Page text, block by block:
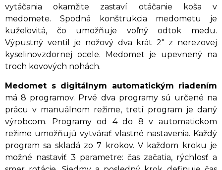
vytáčania okamžite zastaví otáčanie koša v
medomete. Spodná konštrukcia medometu je
kužeľovitá, čo umožňuje voľný odtok medu.
Výpustný ventil je nožový dva krát 2" z nerezovej
kyselinovzdornej ocele. Medomet je upevnený na
troch kovových nohách.
Medomet s digitálnym automatickým riadením
má 8 programov. Prvé dva programy sú určené na
prácu v manuálnom režime, tretí program je daný
výrobcom. Programy od 4 do 8 v automatickom
režime umožňujú vytvárať vlastné nastavenia. Každý
program sa skladá zo 7 krokov. V každom kroku je
možné nastaviť 3 parametre: čas začatia, rýchlosť a